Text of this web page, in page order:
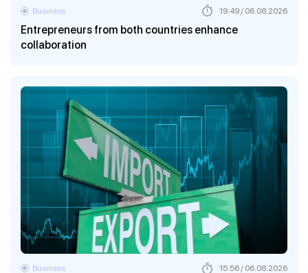
Entrepreneurs from both countries enhance
collaboration
Business 19:49 / 06.08.2026
Business 15:56 / 06.08.2026